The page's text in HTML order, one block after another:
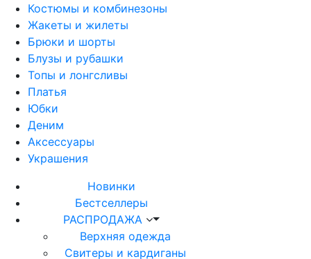
Костюмы и комбинезоны
Жакеты и жилеты
Брюки и шорты
Блузы и рубашки
Топы и лонгсливы
Платья
Юбки
Деним
Аксессуары
Украшения
Новинки
Бестселлеры
РАСПРОДАЖА
Верхняя одежда
Свитеры и кардиганы